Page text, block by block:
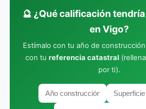
🔮 ¿Qué calificación
en Vigo?
Estímalo con tu año de
con tu referencia catastral
por ti).